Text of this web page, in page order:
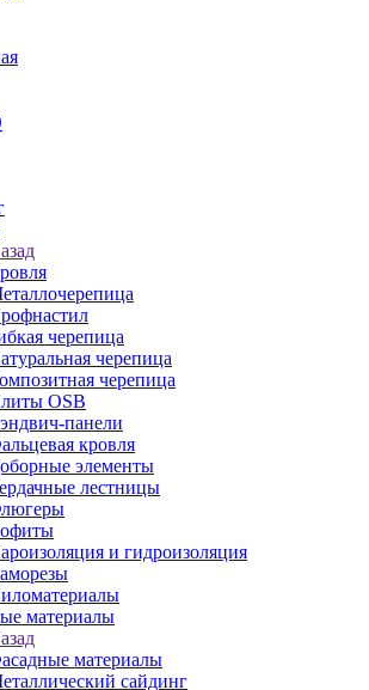
черепица
черепица
черепица
OSB
панели
кровля
элементы
лестницы
и гидроизоляция
материалы
материалы
сайдинг